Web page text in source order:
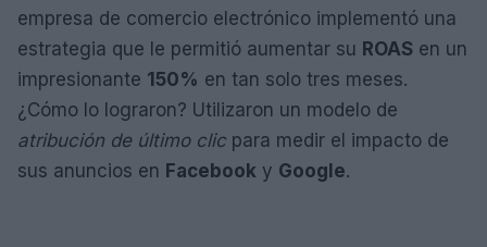
empresa de comercio electrónico implementó una
estrategia que le permitió aumentar su ROAS en un
impresionante 150% en tan solo tres meses.
¿Cómo lo lograron? Utilizaron un modelo de
atribución de último clic para medir el impacto de
sus anuncios en Facebook y Google.